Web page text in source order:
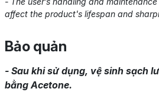
affect the product's lifespan and
Bảo quản
- Sau khi sử dụng, vệ sinh sạch
bằng Acetone.